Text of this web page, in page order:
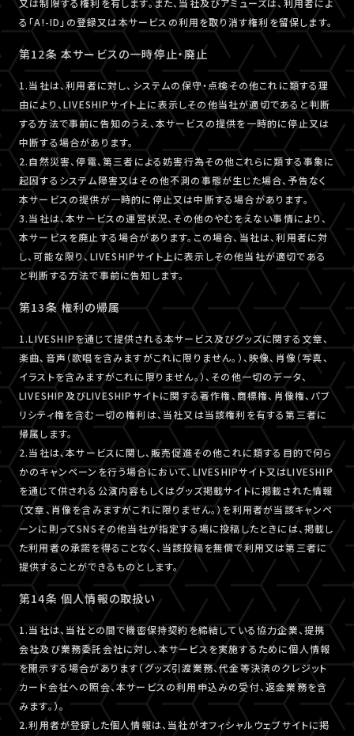
又は制限する権利を有します。また、当社及びアミューズは、利用者によ
る「A!-ID」の登録又は本サービスの利用を取り消す権利を留保します。
第12条 本サービスの一時停止・廃止
1.当社は、利用者に対し、システムの保守・点検その他これに類する理
由により、LIVESHIPサイト上に表示しその他当社が適切であると判断
する方法で事前に告知のうえ、本サービスの提供を一時的に停止又は
中断する場合があります。
2.自然災害、停電、第三者による妨害行為その他これらに類する事象に
起因するシステム障害又はその他不測の事態が生じた場合、予告なく
本サービスの提供が一時的に停止又は中断する場合があります。
3.当社は、本サービスの運営状況、その他のやむをえない事情により、
本サービスを廃止する場合があります。この場合、当社は、利用者に対
し、可能な限り、LIVESHIPサイト上に表示しその他当社が適切である
と判断する方法で事前に告知します。
第13条 権利の帰属
1.LIVESHIPを通じて提供される本サービス及びグッズに関する文章、
楽曲、音声（歌唱を含みますがこれに限りません。）、映像、肖像（写真、
イラストを含みますがこれに限りません。）、その他一切のデータ、
LIVESHIP及びLIVESHIPサイトに関する著作権、商標権、肖像権、パブ
リシティ権を含む一切の権利は、当社又は当該権利を有する第三者に
帰属します。
2.当社は、本サービスに関し、販売促進その他これに類する目的で何ら
かのキャンペーンを行う場合において、LIVESHIPサイト又はLIVESHIP
を通じて供される公演内容もしくはグッズ掲載サイトに掲載された情報
（文章、肖像を含みますがこれに限りません。）を利用者が当該キャンペ
ーンに則ってSNSその他当社が指定する場に投稿したときには、掲載し
た利用者の承諾を得ることなく、当該投稿を無償で利用又は第三者に
提供することができるものとします。
第14条 個人情報の取扱い
1.当社は、当社との間で機密保持契約を締結している協力企業、提携
会社及び業務委託会社に対し、本サービスを実施するために個人情報
を開示する場合があります（グッズ引渡業務、代金等決済のクレジット
カード会社への照会、本サービスの利用申込みの受付、返金業務を含
みます。）。
2.利用者が登録した個人情報は、当社がオフィシャルウェブサイトに掲